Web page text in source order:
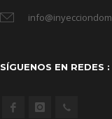
SÍGUENOS EN REDES :